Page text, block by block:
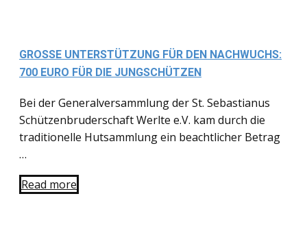
GROSSE UNTERSTÜTZUNG FÜR DEN NACHWUCHS: 7
00 EURO FÜR DIE JUNGSCHÜTZEN
Bei der Generalversammlung der St. Sebastianus
Schützenbruderschaft Werlte e.V. kam durch die
traditionelle Hutsammlung ein beachtlicher Betrag
…
Read more